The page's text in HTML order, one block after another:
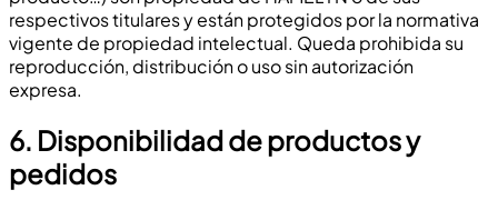
respectivos titulares y están protegidos por la normativa
vigente de propiedad intelectual. Queda prohibida su
reproducción, distribución o uso sin autorización
expresa.
6. Disponibilidad de productos y
pedidos